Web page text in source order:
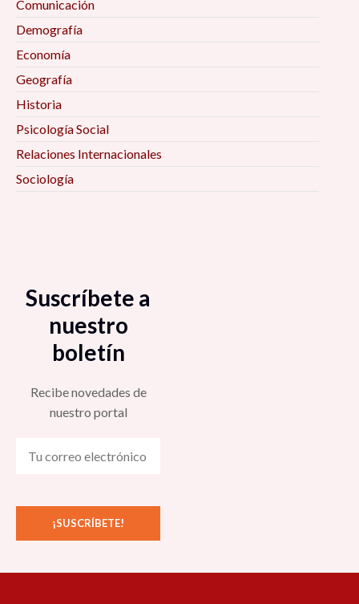
Comunicación
Demografía
Economía
Geografía
Historia
Psicología Social
Relaciones Internacionales
Sociología
Suscríbete a
nuestro
boletín
Recibe novedades de
nuestro portal